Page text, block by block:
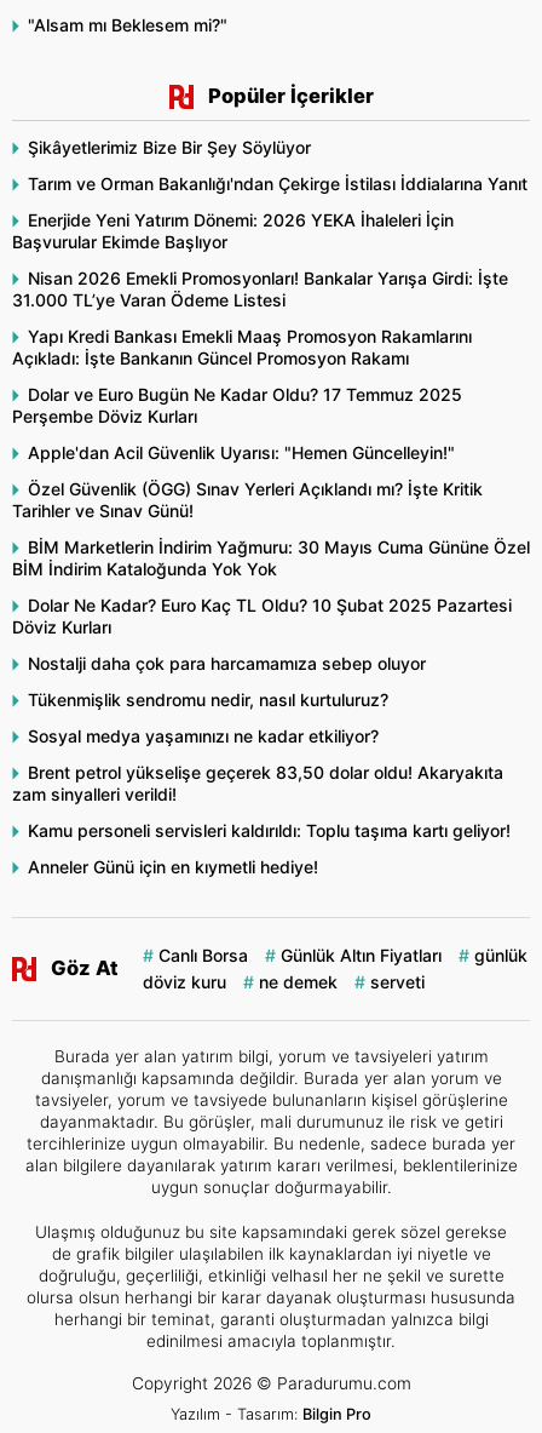
"Alsam mı Beklesem mi?"
Popüler İçerikler
Şikâyetlerimiz Bize Bir Şey Söylüyor
Tarım ve Orman Bakanlığı'ndan Çekirge İstilası İddialarına Yanıt
Enerjide Yeni Yatırım Dönemi: 2026 YEKA İhaleleri İçin
Başvurular Ekimde Başlıyor
Nisan 2026 Emekli Promosyonları! Bankalar Yarışa Girdi: İşte
31.000 TL’ye Varan Ödeme Listesi
Yapı Kredi Bankası Emekli Maaş Promosyon Rakamlarını
Açıkladı: İşte Bankanın Güncel Promosyon Rakamı
Dolar ve Euro Bugün Ne Kadar Oldu? 17 Temmuz 2025
Perşembe Döviz Kurları
Apple'dan Acil Güvenlik Uyarısı: "Hemen Güncelleyin!"
Özel Güvenlik (ÖGG) Sınav Yerleri Açıklandı mı? İşte Kritik
Tarihler ve Sınav Günü!
BİM Marketlerin İndirim Yağmuru: 30 Mayıs Cuma Gününe Özel
BİM İndirim Kataloğunda Yok Yok
Dolar Ne Kadar? Euro Kaç TL Oldu? 10 Şubat 2025 Pazartesi
Döviz Kurları
Nostalji daha çok para harcamamıza sebep oluyor
Tükenmişlik sendromu nedir, nasıl kurtuluruz?
Sosyal medya yaşamınızı ne kadar etkiliyor?
Brent petrol yükselişe geçerek 83,50 dolar oldu! Akaryakıta
zam sinyalleri verildi!
Kamu personeli servisleri kaldırıldı: Toplu taşıma kartı geliyor!
Anneler Günü için en kıymetli hediye!
Göz At
Canlı Borsa Günlük Altın Fiyatları
günlük
döviz kuru
ne demek serveti
Burada yer alan yatırım bilgi, yorum ve tavsiyeleri yatırım
danışmanlığı kapsamında değildir. Burada yer alan yorum ve
tavsiyeler, yorum ve tavsiyede bulunanların kişisel görüşlerine
dayanmaktadır. Bu görüşler, mali durumunuz ile risk ve getiri
tercihlerinize uygun olmayabilir. Bu nedenle, sadece burada yer
alan bilgilere dayanılarak yatırım kararı verilmesi, beklentilerinize
uygun sonuçlar doğurmayabilir.
Ulaşmış olduğunuz bu site kapsamındaki gerek sözel gerekse
de grafik bilgiler ulaşılabilen ilk kaynaklardan iyi niyetle ve
doğruluğu, geçerliliği, etkinliği velhasıl her ne şekil ve surette
olursa olsun herhangi bir karar dayanak oluşturması hususunda
herhangi bir teminat, garanti oluşturmadan yalnızca bilgi
edinilmesi amacıyla toplanmıştır.
Copyright 2026 © Paradurumu.com
Yazılım - Tasarım: Bilgin Pro